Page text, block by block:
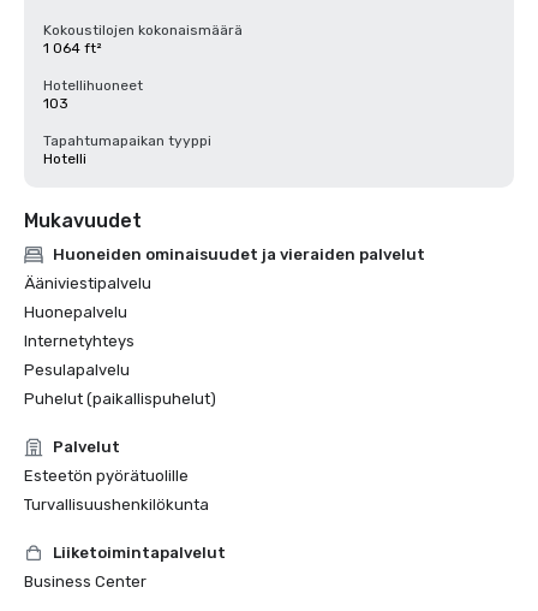
Kokoustilojen kokonaismäärä
1 064 ft²
Hotellihuoneet
103
Tapahtumapaikan tyyppi
Hotelli
Mukavuudet
Huoneiden ominaisuudet ja vieraiden palvelut
Ääniviestipalvelu
Huonepalvelu
Internetyhteys
Pesulapalvelu
Puhelut (paikallispuhelut)
Palvelut
Esteetön pyörätuolille
Turvallisuushenkilökunta
Liiketoimintapalvelut
Business Center